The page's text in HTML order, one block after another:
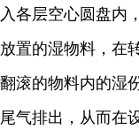
入各层空心圆盘内
放置的湿物料，在
翻滚的物料内的湿
尾气排出，从而在